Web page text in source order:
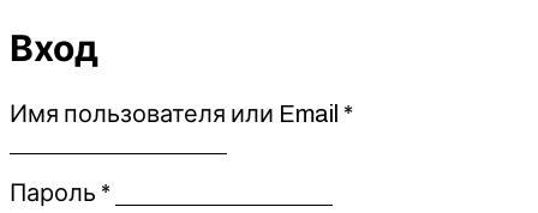
Вход
Имя пользователя или Email *Обязательно
Пароль *Обязательно